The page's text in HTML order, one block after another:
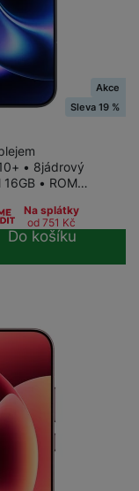
Akce
Sleva 19 %
• 8jádrový
• ROM…
Na splátky
od 751 Kč
Do košíku